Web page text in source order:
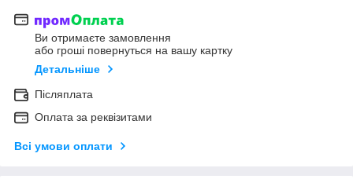
Ви отримаєте замовлення
або гроші повернуться на вашу картку
Детальніше
Післяплата
Оплата за реквізитами
Всі умови оплати